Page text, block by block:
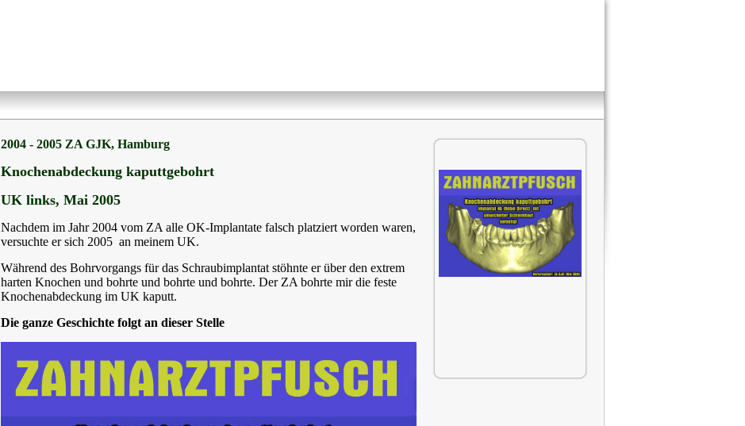
2004 - 2005 ZA GJK, Hamburg
Knochenabdeckung kaputtgebohrt
UK links, Mai 2005
Nachdem im Jahr 2004 vom ZA alle OK-Implantate falsch platziert worden waren,
versuchte er sich 2005 an meinem UK.
Während des Bohrvorgangs für das Schraubimplantat stöhnte er über den extrem
harten Knochen und bohrte und bohrte und bohrte. Der ZA bohrte mir die feste
Knochenabdeckung im UK kaputt.
Die ganze Geschichte folgt an dieser Stelle